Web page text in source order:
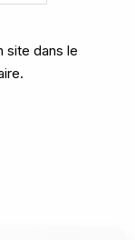
site dans le